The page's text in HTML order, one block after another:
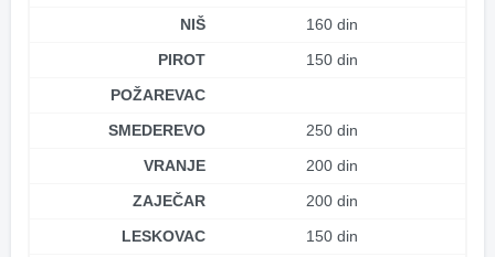
NIŠ
160 din
PIROT
150 din
POŽAREVAC
SMEDEREVO
250 din
VRANJE
200 din
ZAJEČAR
200 din
LESKOVAC
150 din